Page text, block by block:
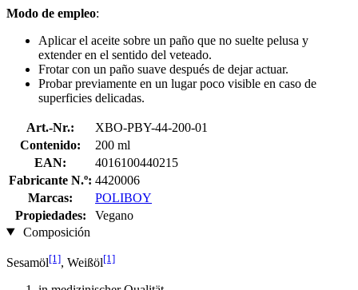
Modo de empleo:
Aplicar el aceite sobre un paño que no suelte pelusa y
extender en el sentido del veteado.
Frotar con un paño suave después de dejar actuar.
Probar previamente en un lugar poco visible en caso de
superficies delicadas.
Art.-Nr.:
XBO-PBY-44-200-01
Contenido:
200 ml
EAN:
4016100440215
Fabricante N.º: 4420006
Marcas:
POLIBOY
Propiedades:
Vegano
Composición
Sesamöl[1], Weißöl[1]